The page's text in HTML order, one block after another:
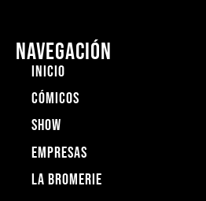
Navegación
Inicio
cómicos
show
empresas
la bromerie